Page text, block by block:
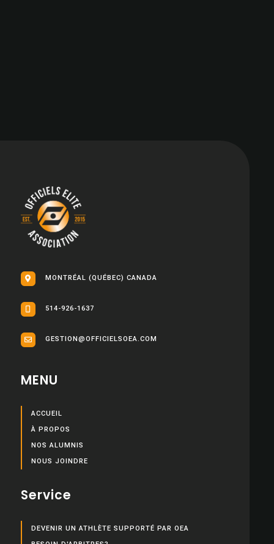
MONTRÉAL (QUÉBEC) CANADA
514-926-1637
GESTION@OFFICIELSOEA.COM
MENU
ACCUEIL
À PROPOS
NOS ALUMNIS
NOUS JOINDRE
Service
DEVENIR UN ATHLÈTE SUPPORTÉ PAR OEA